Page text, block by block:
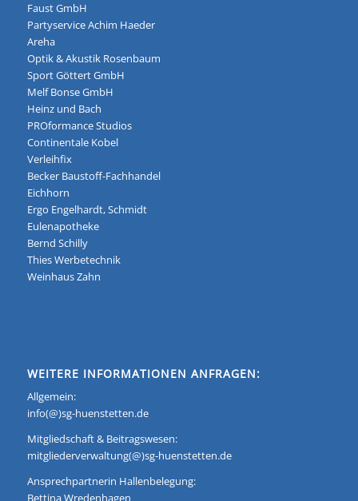
Faust GmbH
Partyservice Achim Haeder
Areha
Optik & Akustik Rosenbaum
Sport Göttert GmbH
Melf Bonse GmbH
Heinz und Bach
PROformance Studios
Continentale Kobel
Verleihfix
Becker Baustoff-Fachhandel
Eichhorn
Ergo Engelhardt, Schmidt
Eulenapotheke
Bernd Schilly
Thies Werbetechnik
Weinhaus Zahn
WEITERE INFORMATIONEN ANFRAGEN:
Allgemein:
info(@)sg-huenstetten.de
Mitgliedschaft & Beitragswesen:
mitgliederverwaltung(@)sg-huenstetten.de
Ansprechpartnerin Hallenbelegung: